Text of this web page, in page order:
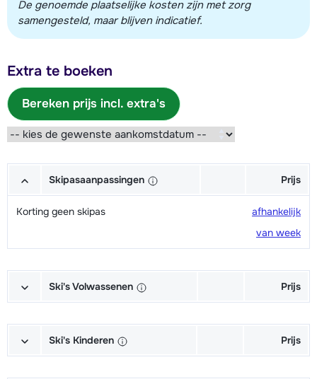
De genoemde plaatselijke kosten zijn met zorg
samengesteld, maar blijven indicatief.
Extra te boeken
Bereken prijs incl. extra's
Skipasaanpassingen Prijs
Korting geen skipas
afhankelijk
van week
Ski's Volwassenen Prijs
Schoenen + Stokken (6/7 dagen)
van week
Ski's Kinderen Prijs